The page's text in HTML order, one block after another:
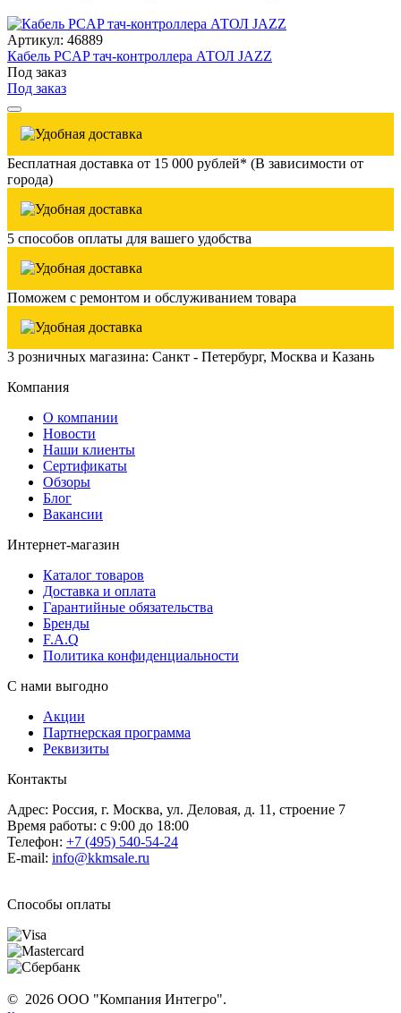
Артикул: 46889
Кабель PCAP тач-контроллера АТОЛ JAZZ
Под заказ
Под заказ
Бесплатная доставка от 15 000 рублей* (В зависимости от
города)
5 способов оплаты для вашего удобства
Поможем с ремонтом и обслуживанием товара
3 розничных магазина: Санкт - Петербург, Москва и Казань
Компания
О компании
Новости
Наши клиенты
Сертификаты
Обзоры
Блог
Вакансии
Интернет-магазин
Каталог товаров
Доставка и оплата
Гарантийные обязательства
Бренды
F.A.Q
Политика конфиденциальности
С нами выгодно
Акции
Партнерская программа
Реквизиты
Контакты
Адрес: Россия, г. Москва, ул. Деловая, д. 11, строение 7
Время работы: с 9:00 до 18:00
Телефон: +7 (495) 540-54-24
E-mail: info@kkmsale.ru
Способы оплаты
© 2026 ООО "Компания Интегро".